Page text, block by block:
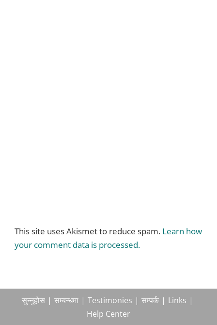
This site uses Akismet to reduce spam. Learn how
your comment data is processed.
सुन्नुहोस सम्बन्धमा Testimonies सम्पर्क
Links
Help Center